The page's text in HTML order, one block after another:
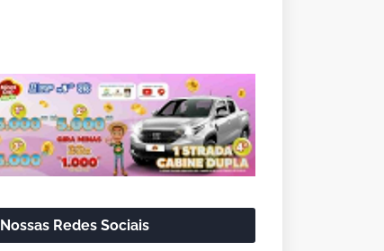
Nossas Redes Sociais